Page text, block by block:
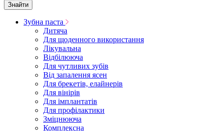
Знайти
Зубна паста
Дитяча
Для щоденного використання
Лікувальна
Відбілююча
Для чутливих зубів
Від запалення ясен
Для брекетів, елайнерів
Для вінірів
Для імплантатів
Для профілактики
Зміцнююча
Комплексна